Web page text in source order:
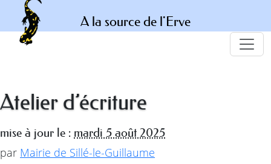
A la source de l'Erve
Atelier d’écriture
mise à jour le : mardi 5 août 2025
par Mairie de Sillé-le-Guillaume